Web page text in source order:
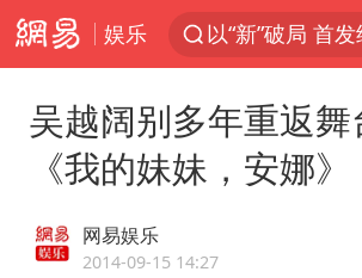
娱乐
中国稀土盘中涨
吴越阔别多年重返舞
《我的妹妹，安娜》
网易娱乐
2014-09-15 14:27